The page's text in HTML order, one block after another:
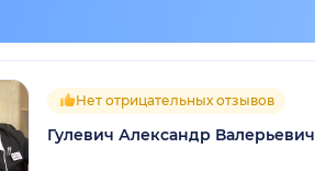
Нет отрицательных отзывов
Гулевич Александр Валерьевич